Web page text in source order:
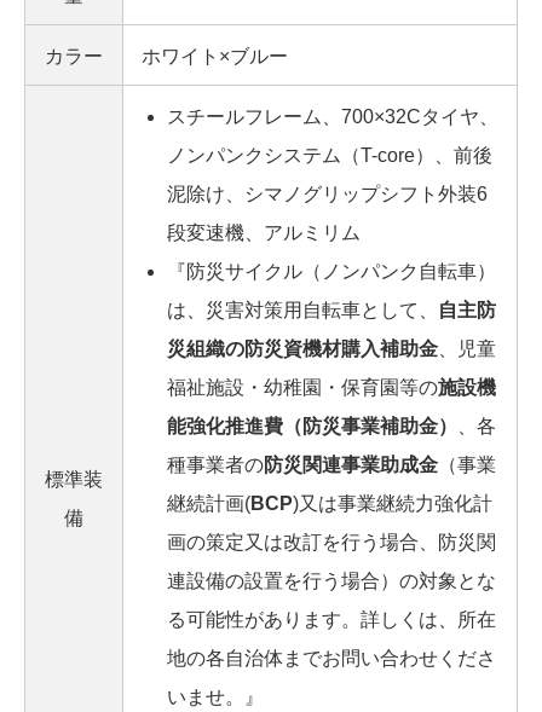
カラー ホワイト×ブルー
標準装
備
スチールフレーム、700×32Cタイヤ、
ノンパンクシステム（T-core）、前後
泥除け、シマノグリップシフト外装6
段変速機、アルミリム
『防災サイクル（ノンパンク自転車）
は、災害対策用自転車として、
自主防
災組織の防災資機材購入補助金、児童
福祉施設・幼稚園・保育園等の施設機
能強化推進費（防災事業補助金）
、各
種事業者の防災関連事業助成金（事業
継続計画(BCP)又は事業継続力強化計
画の策定又は改訂を行う場合、防災関
連設備の設置を行う場合）の対象とな
る可能性があります。詳しくは、所在
地の各自治体までお問い合わせくださ
いませ。』